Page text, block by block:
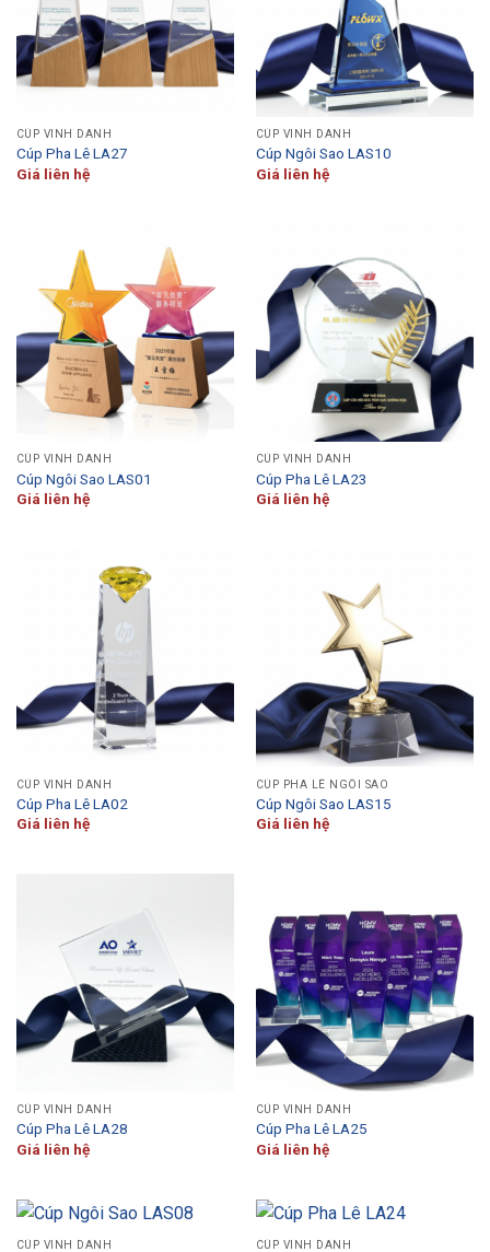
CÚP VINH DANH
Cúp Pha Lê LA27
Giá liên hệ
CÚP VINH DANH
Cúp Ngôi Sao LAS10
Giá liên hệ
CÚP VINH DANH
Cúp Ngôi Sao LAS01
Giá liên hệ
CÚP VINH DANH
Cúp Pha Lê LA23
Giá liên hệ
CÚP VINH DANH
Cúp Pha Lê LA02
Giá liên hệ
CÚP PHA LÊ NGÔI SAO
Cúp Ngôi Sao LAS15
Giá liên hệ
CÚP VINH DANH
Cúp Pha Lê LA28
Giá liên hệ
CÚP VINH DANH
Cúp Pha Lê LA25
Giá liên hệ
CÚP VINH DANH CÚP VINH DANH